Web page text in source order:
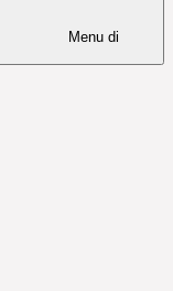
Menu di